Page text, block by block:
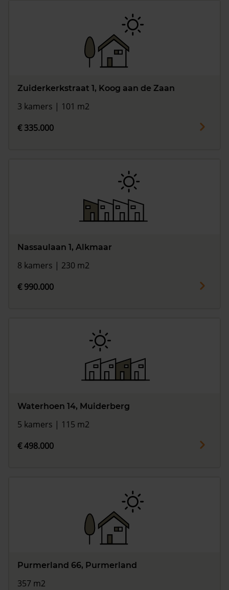
Zuiderkerkstraat 1, Koog aan de Zaan
3 kamers | 101 m2
€ 335.000
Nassaulaan 1, Alkmaar
8 kamers | 230 m2
€ 990.000
Waterhoen 14, Muiderberg
5 kamers | 115 m2
€ 498.000
Purmerland 66, Purmerland
357 m2